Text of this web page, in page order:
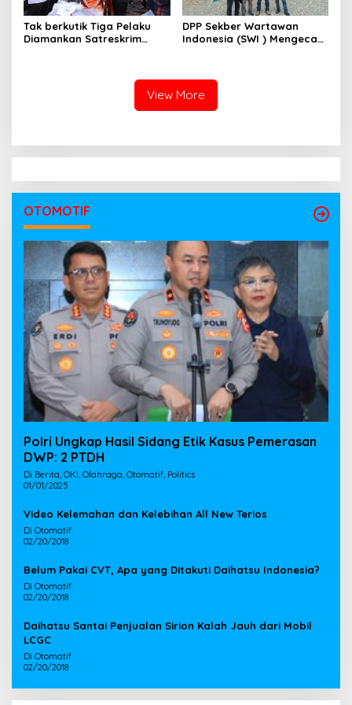
Tak berkutik Tiga Pelaku
Diamankan Satreskrim
DPP Sekber Wartawan
Indonesia (SWI ) Mengecam
View More
OTOMOTIF
Polri Ungkap Hasil Sidang Etik Kasus Pemerasan
DWP: 2 PTDH
Di Berita, OKI, Olahraga, Otomatif, Politics
01/01/2025
Video Kelemahan dan Kelebihan All New Terios
Di Otomatif
02/20/2018
Belum Pakai CVT, Apa yang Ditakuti Daihatsu Indonesia?
Di Otomatif
02/20/2018
Daihatsu Santai Penjualan Sirion Kalah Jauh dari Mobil
LCGC
Di Otomatif
02/20/2018